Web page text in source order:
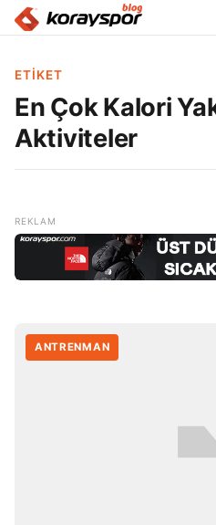
ETIKET
En Çok Kalori
Aktiviteler
ANTRENMAN